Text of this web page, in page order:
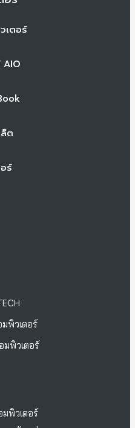
เตอร์
AIO
ต
ร์
พิวเตอร์
มพิวเตอร์
มพิวเตอร์